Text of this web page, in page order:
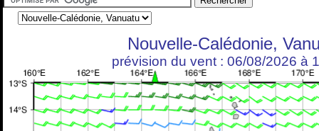
Nouvelle-Calédonie,
prévision du vent : 06/08/2026 à